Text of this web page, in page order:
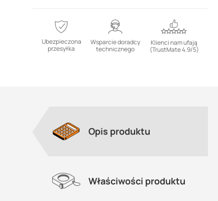
Ubezpieczona
przesyłka
Wsparcie doradcy
technicznego
Klienci nam ufają
(TrustMate 4.9/5)
Opis produktu
Właściwości produktu